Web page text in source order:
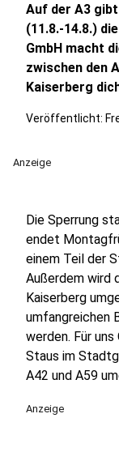
Auf der A3
(11.8.-14.8.)
GmbH macht
zwischen den
Kaiserberg
Veröffentlicht:
Anzeige
Die Sperrung
endet
einem Teil der
Außerdem wird
Kaiserberg
umfangreichen
werden. Für
Staus im
A42 und A59
Anzeige